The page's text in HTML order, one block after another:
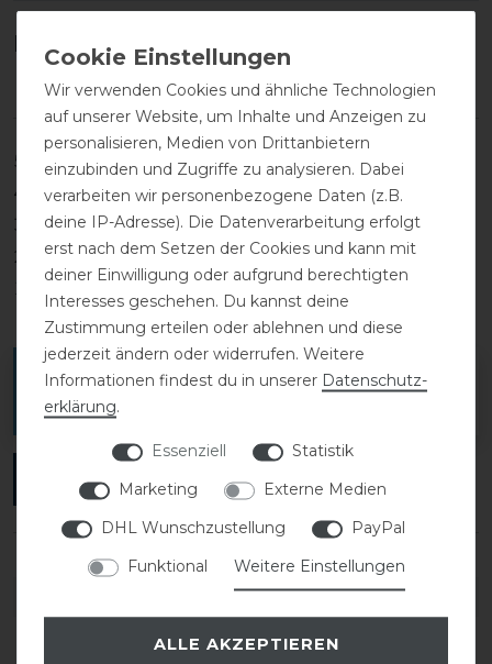
Kundenrezensionen
5
0
4
0
3
0
2
0
1
0
Melde dich an, um eine Kundenrezension zu
verfassen.
ANMELDEN
DETAILS ZUR PRODUKTSICHERHEIT
Wir verwenden Cookies und ähnliche Technologien
auf unserer Website, um Inhalte und Anzeigen zu
personalisieren, Medien von Drittanbietern
einzubinden und Zugriffe zu analysieren. Dabei
verarbeiten wir personenbezogene Daten (z.B.
deine IP-Adresse). Die Datenverarbeitung erfolgt
erst nach dem Setzen der Cookies und kann mit
deiner Einwilligung oder aufgrund berechtigten
Interesses geschehen. Du kannst deine
Zustimmung erteilen oder ablehnen und diese
jederzeit ändern oder widerrufen. Weitere
Informationen findest du in unserer Daten­schutz­
erklärung.
Essenziell
Statistik
Marketing
Externe Medien
DHL Wunschzustellung
PayPal
Funktional
Weitere Einstellungen
ALLE AKZEPTIEREN